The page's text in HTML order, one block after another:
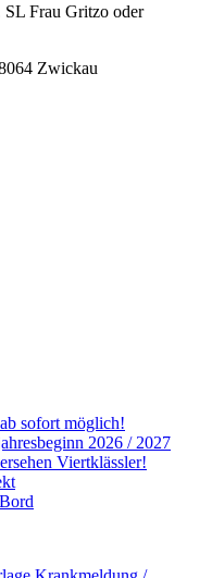
Frau Gritzo oder
Zwickau
sofort möglich!
2026 / 2027
Viertklässler!